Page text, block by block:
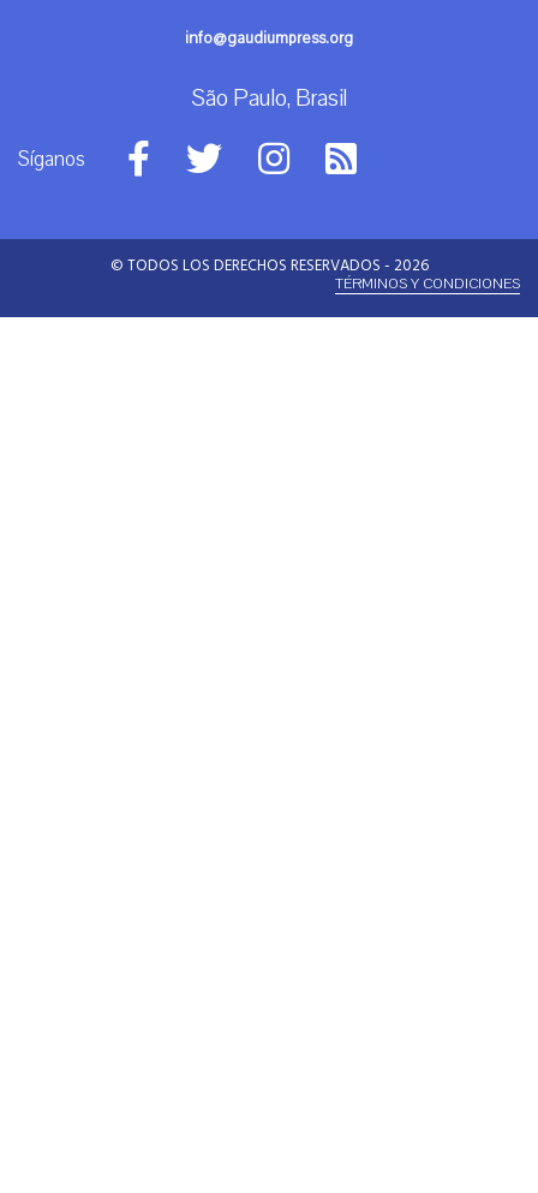
info@gaudiumpress.org
São Paulo, Brasil
Síganos
© TODOS LOS DERECHOS RESERVADOS - 2026
TÉRMINOS Y CONDICIONES